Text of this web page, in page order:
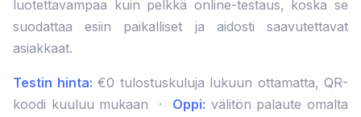
luotettavampaa kuin pelkkä online-testaus, koska se
suodattaa esiin paikalliset ja aidosti saavutettavat
asiakkaat.
Testin hinta: €0 tulostuskuluja lukuun ottamatta, QR-
koodi kuuluu mukaan · Oppi: välitön palaute omalta